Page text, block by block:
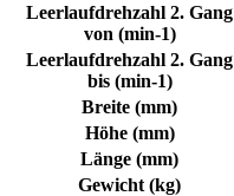
Leerlaufdrehzahl 2. Gang
von (min-1)
Leerlaufdrehzahl 2. Gang
bis (min-1)
Breite (mm)
Höhe (mm)
Länge (mm)
Gewicht (kg)